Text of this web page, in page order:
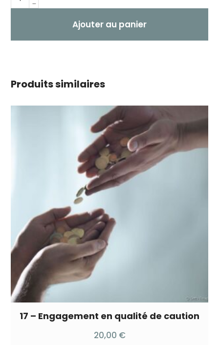
Ajouter au panier
Produits similaires
17 – Engagement en qualité de caution
20,00 €